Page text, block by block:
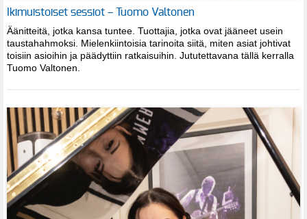
Ikimuistoiset sessiot – Tuomo Valtonen
Äänitteitä, jotka kansa tuntee. Tuottajia, jotka ovat jääneet usein
taustahahmoksi. Mielenkiintoisia tarinoita siitä, miten asiat johtivat
toisiin asioihin ja päädyttiin ratkaisuihin. Jututettavana tällä kerralla
Tuomo Valtonen.